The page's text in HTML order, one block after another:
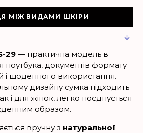
МІЖ ВИДАМИ ШКІРИ
29 — практична модель в
ноутбука, документів формату
і щоденного використання.
дизайну сумка підходить
і для жінок, легко поєднується
образом.
вручну з натуральної